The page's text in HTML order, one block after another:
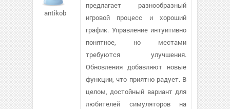
antikobluk
предлагает разнообразный
игровой процесс и хороший
график. Управление интуитивно
понятное, но местами
требуются улучшения.
Обновления добавляют новые
функции, что приятно радует. В
целом, достойный вариант для
любителей симуляторов на